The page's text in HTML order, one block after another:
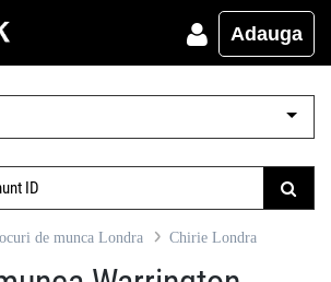
Adauga
de munca Londra Chirie Londra